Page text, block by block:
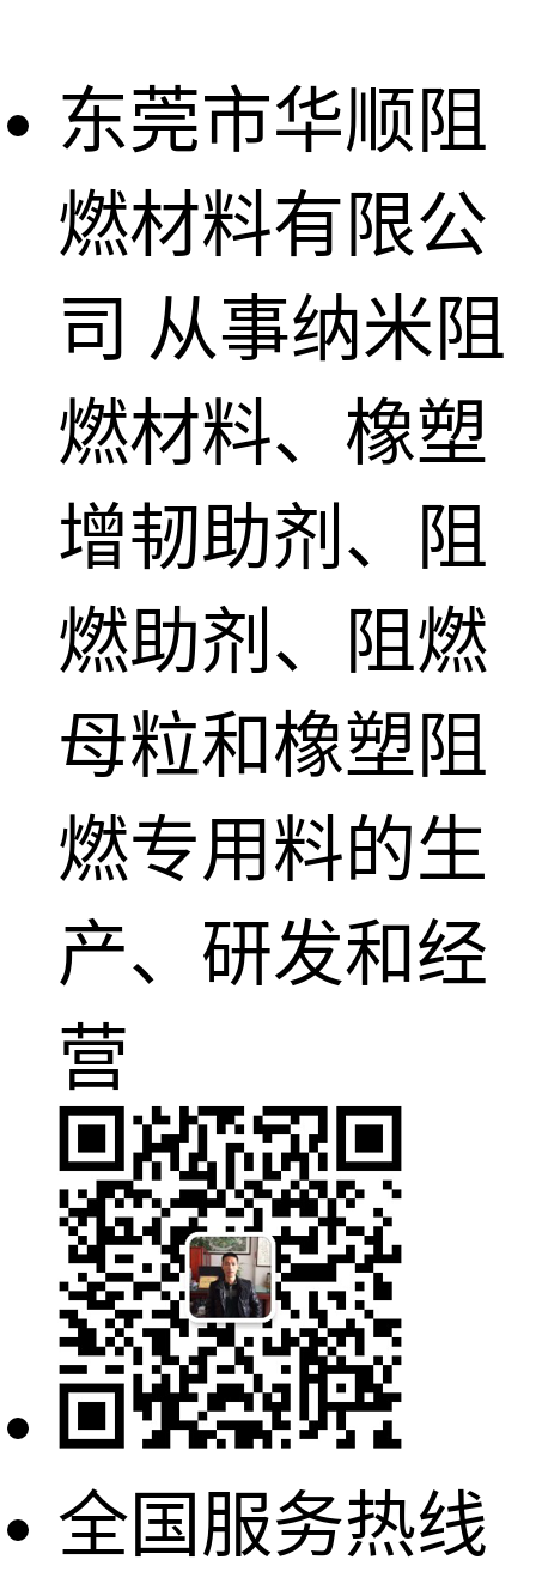
东莞市华顺阻
燃材料有限公
司 从事纳米阻
燃材料、橡塑
增韧助剂、阻
燃助剂、阻燃
母粒和橡塑阻
燃专用料的生
产、研发和经
营
全国服务热线